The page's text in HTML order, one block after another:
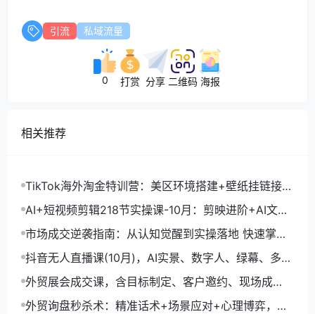
引流 私域流量
0 打赏 分享 二维码 海报
相关推荐
TikTok海外淘金特训营：美区环境搭建+壁纸挂链接
+剪映数字人，月入1.5万
AI+短视频剪辑218节实操课-10月：剪映进阶+AI文案
生成+账号运营，月入2万
市场成交逆袭指南：从认知觉醒到实操落地 快速掌握
市场开拓与成交核心能力
抖音无人直播课(10月)，AI实景、数字人、绿幕、多种
玩法、24小时自动盈利
外贸展会成交课，含目标制定、客户邀约、现场成
交，系统化SOP提升参展ROI
外贸询盘秒杀术：精准话术+场景应对+心理博弈，单